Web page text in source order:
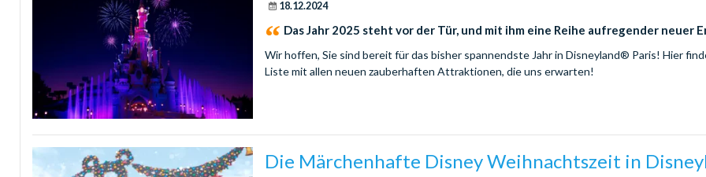
18.12.2024
Das Jahr 2025 steht vor der Tür, und mit ihm eine Reihe aufregender neuer
Wir hoffen, Sie sind bereit für das bisher spannendste Jahr in Disneyland® Paris! Hier
Liste mit allen neuen zauberhaften Attraktionen, die uns erwarten!
Die Märchenhafte Disney Weihnachtszeit in